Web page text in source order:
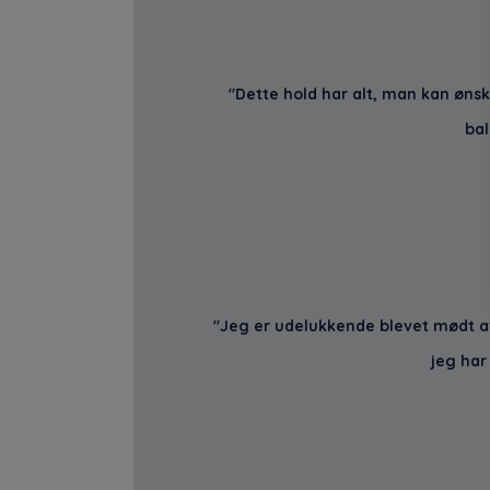
"Dette hold har alt, man kan
"Jeg er udelukkende blevet mødt
jeg